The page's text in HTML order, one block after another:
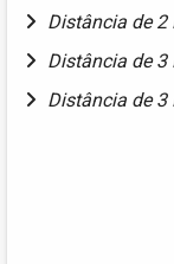
Distância de 2
Distância de 3
Distância de 3